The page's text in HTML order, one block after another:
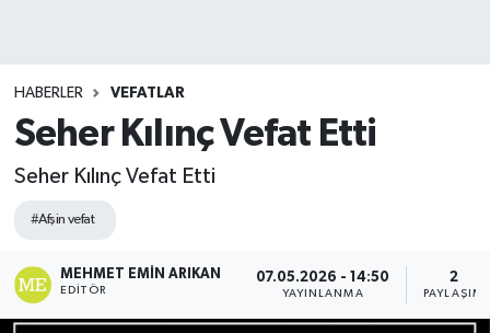
HABERLER VEFATLAR
Seher Kılınç Vefat Etti
Seher Kılınç Vefat Etti
#Afşin vefat
MEHMET EMIN ARIKAN
EDITÖR
07.05.2026 - 14:50
YAYINLANMA
2
PAYLAŞIM
Tüm Manşetler
Son Dakika Haberleri